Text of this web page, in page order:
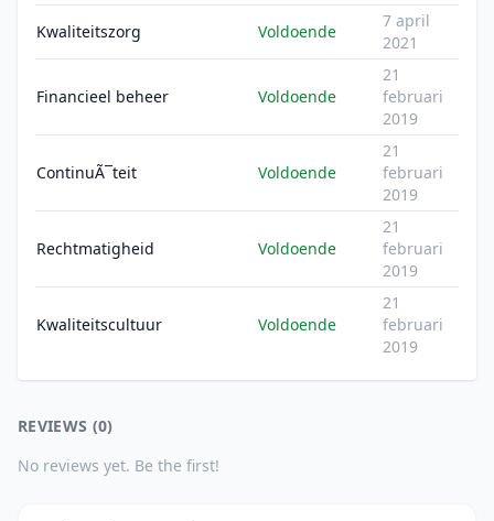
Kwaliteitszorg Voldoende
7 april
2021
Financieel beheer Voldoende
21
februari
2019
ContinuÃ¯teit Voldoende
21
februari
2019
Rechtmatigheid Voldoende
21
februari
2019
Kwaliteitscultuur Voldoende
21
februari
2019
REVIEWS (0)
No reviews yet. Be the first!